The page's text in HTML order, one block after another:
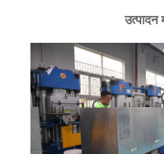
उत्पादन